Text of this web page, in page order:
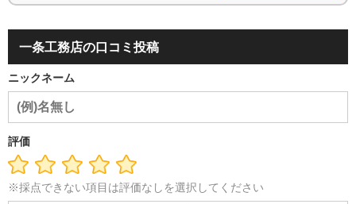
一条工務店の口コミ投稿
ニックネーム
評価
※採点できない項目は評価なしを選択してください